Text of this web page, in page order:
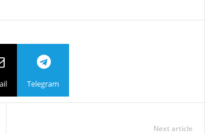
Telegram
Next article